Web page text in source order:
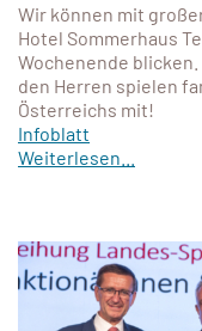
Wir können mit
Hotel Sommerhaus
Wochenende blicken.
den Herren spielen
Österreichs mit!
Infoblatt
Weiterlesen...